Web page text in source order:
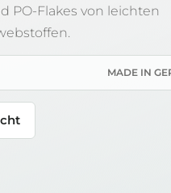
PO-Flakes von leichten
MADE IN